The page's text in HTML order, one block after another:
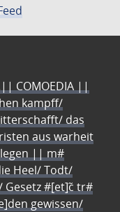
COMOEDIA ||
kampff/
das
aus warheit
|| m#
Heel/ Todt/
#[et]c̃ tr#
gewissen/